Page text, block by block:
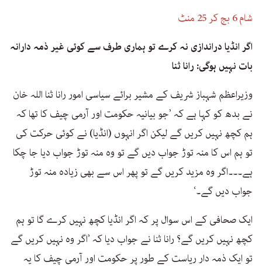
شام 6 بج کر 25 منٹ
اگر انڈیا دراندازی نہ کرے تو ہماری طرف سے کوئی غیر ذمہ دارانہ
بات نہیں ہوگی: رانا ثنا
وزیراعظم شہباز شریف کے مشیر برائے سیاسی امور رانا ثنا اللہ خان
نے بدھ کو کہا ہے کہ ’جو بیانیہ حکومت اور آرمی چیف کا تھا کہ
ہم کچھ نہیں کریں گے لیکن اگر انہوں (انڈیا) نے کوئی حرکت کی
تو ہم اس کا منہ توڑ جواب دیں گے تو وہ منہ توڑ جواب دیا جا چکا
ہے۔۔۔اگر وہ مزید کریں گے تو پھر اس سے بھی زیادہ منہ توڑ
جواب دیں گے۔‘
ایک صحافی کے اس سوال پر کہ اگر انڈیا کچھ نہیں کرے گا تو ہم
کچھ نہیں کریں گے؟ رانا ثنا نے جواب دیا کہ ’اگر وہ نہیں کریں گے
تو ایک ذمہ دار ریاست کے طور پر حکومت اور آرمی چیف کا یہ